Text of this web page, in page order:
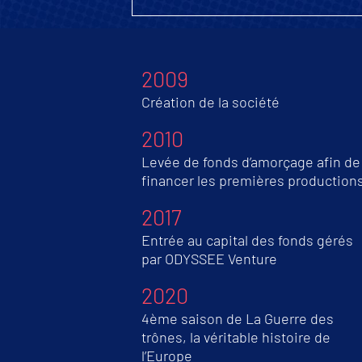
2009
Création de la société
2010
Levée de fonds d’amorçage afin de
financer les premières
2017
Entrée au capital des fonds gérés
par ODYSSEE Venture
2020
4ème saison de La Guerre des
trônes, la véritable histoire de
l’Europe